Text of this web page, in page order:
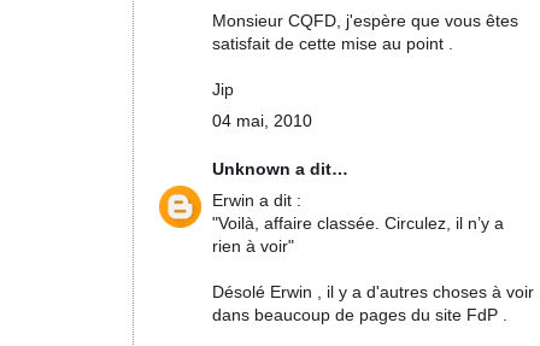
Monsieur CQFD, j'espère que vous êtes
satisfait de cette mise au point .
Jip
04 mai, 2010
Unknown a dit…
Erwin a dit :
"Voilà, affaire classée. Circulez, il n’y a
rien à voir"
Désolé Erwin , il y a d'autres choses à voir
dans beaucoup de pages du site FdP .